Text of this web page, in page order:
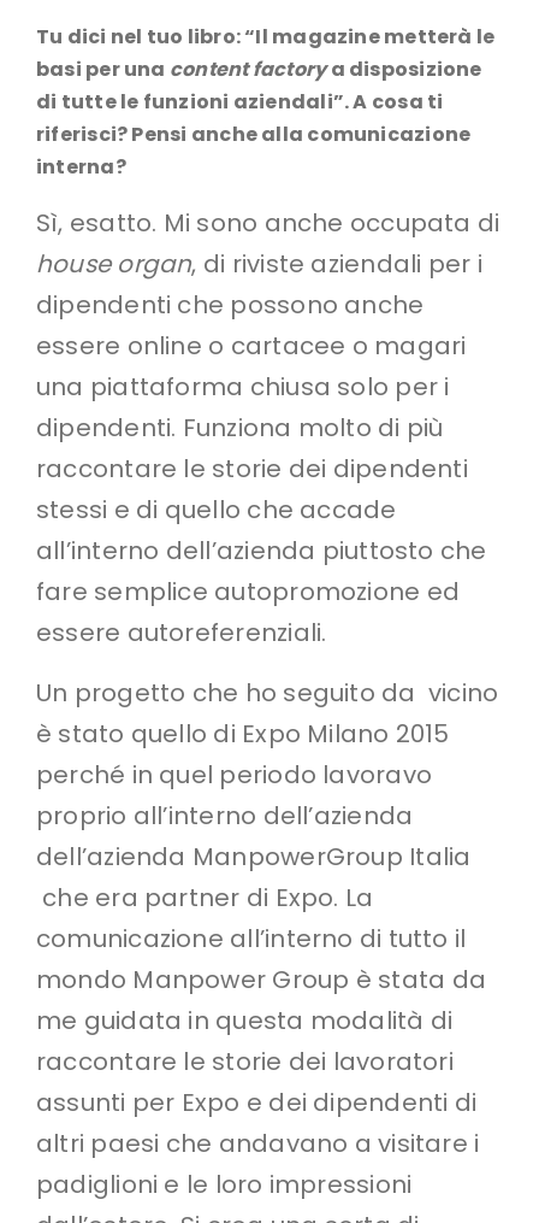
Tu dici nel tuo libro: “Il magazine metterà le
basi per una content factorya disposizione
di tutte le funzioni aziendali”. A cosa ti
riferisci? Pensi anche alla comunicazione
interna?
Sì, esatto. Mi sono anche occupata di
house organ, di riviste aziendali per i
dipendenti che possono anche
essere online o cartacee o magari
una piattaforma chiusa solo per i
dipendenti. Funziona molto di più
raccontare le storie dei dipendenti
stessi e di quello che accade
all’interno dell’azienda piuttosto che
fare semplice autopromozione ed
essere autoreferenziali.
Un progetto che ho seguito da vicino
è stato quello di Expo Milano 2015
perché in quel periodo lavoravo
proprio all’interno dell’azienda
dell’azienda ManpowerGroup Italia
che era partner di Expo. La
comunicazione all’interno di tutto il
mondo Manpower Group è stata da
me guidata in questa modalità di
raccontare le storie dei lavoratori
assunti per Expo e dei dipendenti di
altri paesi che andavano a visitare i
padiglioni e le loro impressioni